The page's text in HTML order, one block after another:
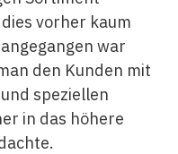
vorher kaum
war
den Kunden mit
speziellen
in das höhere